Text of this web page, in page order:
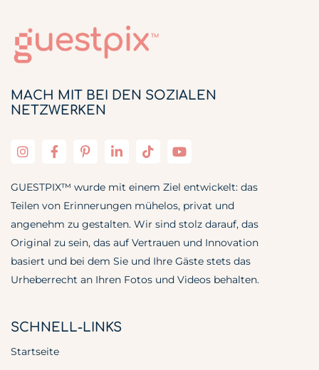
MACH MIT BEI DEN SOZIALEN
NETZWERKEN
GUESTPIX™ wurde mit einem Ziel entwickelt: das
Teilen von Erinnerungen mühelos, privat und
angenehm zu gestalten. Wir sind stolz darauf, das
Original zu sein, das auf Vertrauen und Innovation
basiert und bei dem Sie und Ihre Gäste stets das
Urheberrecht an Ihren Fotos und Videos behalten.
SCHNELL-LINKS
Startseite